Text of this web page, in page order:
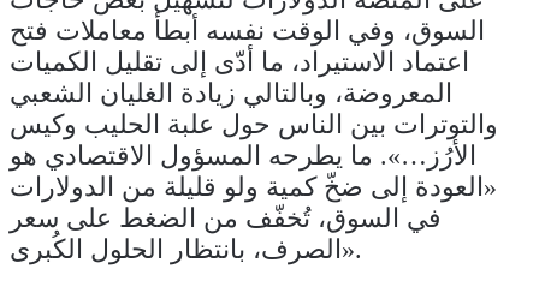
السوق، وفي الوقت نفسه أبطأ معاملات فتح
اعتماد الاستيراد، ما أدّى إلى تقليل الكميات
المعروضة، وبالتالي زيادة الغليان الشعبي
والتوترات بين الناس حول علبة الحليب وكيس
الأرُز…». ما يطرحه المسؤول الاقتصادي هو
«العودة إلى ضخّ كمية ولو قليلة من الدولارات
في السوق، تُخفّف من الضغط على سعر
الصرف، بانتظار الحلول الكُبرى».